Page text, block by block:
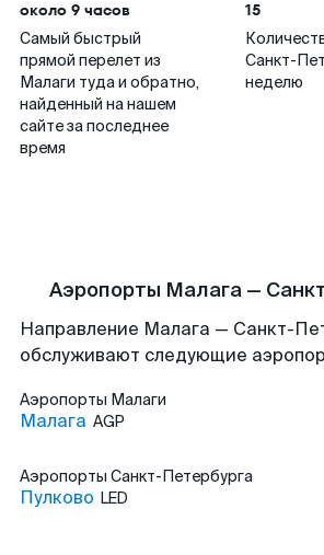
около 9 часов
Самый быстрый
прямой перелет из
Малаги туда и обратно,
найденный на нашем
сайте за последнее
время
15
Санкт-
неделю
Аэропорты Малага —
Направление Малага — Санкт-
обслуживают следующие
Аэропорты Малаги
Малага AGP
Аэропорты Санкт-Петербурга
Пулково LED